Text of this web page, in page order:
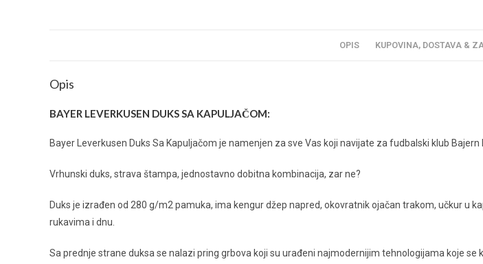
OPIS KUPOVINA, DOSTAVA &
Opis
BAYER LEVERKUSEN DUKS SA KAPULJAČOM:
Bayer Leverkusen Duks Sa Kapuljačom je namenjen za sve Vas koji navijate za fudbalski klub
Vrhunski duks, strava štampa, jednostavno dobitna kombinacija, zar ne?
Duks je izrađen od 280 g/m2 pamuka, ima kengur džep napred, okovratnik ojačan trakom, učkur u
rukavima i dnu.
Sa prednje strane duksa se nalazi pring grbova koji su urađeni najmodernijim tehnologijama koje